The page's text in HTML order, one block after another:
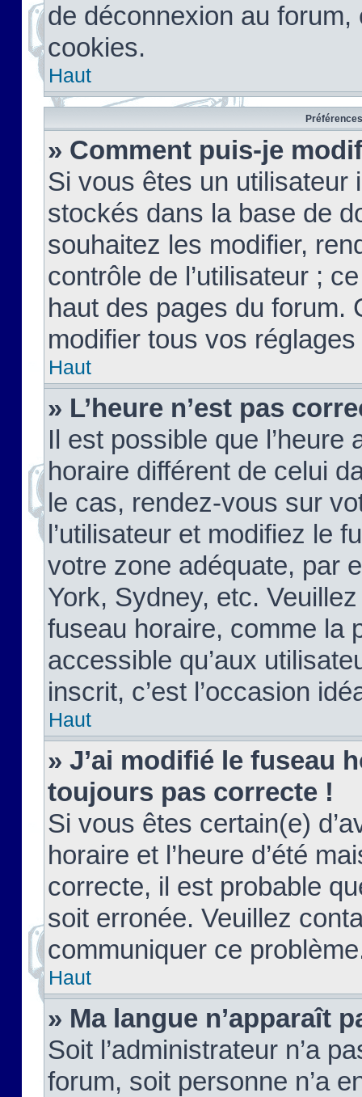
de déconnexion au
cookies.
Haut
» Comment puis-je
Si vous êtes un
stockés dans la base de
souhaitez les modifier,
contrôle de l’utilisateur ;
haut des pages du forum.
modifier tous vos
Haut
» L’heure n’est pas
Il est possible que
horaire différent de celui
le cas, rendez-vous sur
l’utilisateur et modifiez le
votre zone adéquate, par
York, Sydney, etc.
fuseau horaire, comme la
accessible qu’aux
inscrit, c’est l’occasion
Haut
» J’ai modifié le fuseau
toujours pas correcte !
Si vous êtes certain(e)
horaire et l’heure d’été
correcte, il est probable
soit erronée. Veuillez
communiquer ce
Haut
» Ma langue n’apparaît
Soit l’administrateur n’a
forum, soit personne n’a